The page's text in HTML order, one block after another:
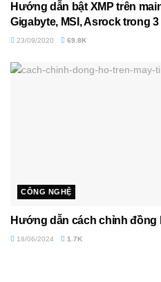
Hướng dẫn bật XMP trên
Gigabyte, MSI, Asrock trong
23/09/2020 69.8K
CÔNG NGHỆ
Hướng dẫn cách chỉnh đồng
18/06/2024 1.7K